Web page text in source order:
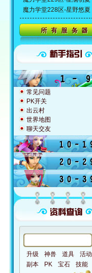
魔力学堂228区-星野悠夏
常见问题
PK开关
出云村
世界地图
聊天交友
升级 神兽 道具
活动
副本
PK 宝石 技能